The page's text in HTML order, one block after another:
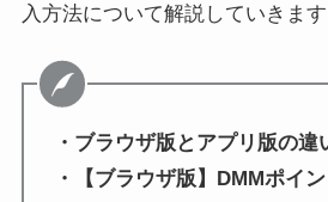
入方法について解説していきます
・ブラウザ版とアプリ版の違
・【ブラウザ版】DMMポイ